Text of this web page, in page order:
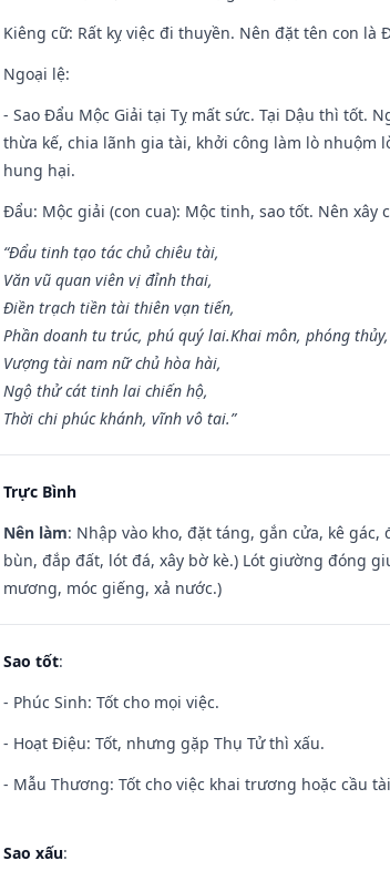
Kiêng cữ: Rất kỵ việc đi thuyền. Nên đặt tên con là
Ngoại lệ:
- Sao Đẩu Mộc Giải tại Tỵ mất sức. Tại Dậu thì tốt.
thừa kế, chia lãnh gia tài, khởi công làm lò nhuộm
hung hại.
Đẩu: Mộc giải (con cua): Mộc tinh, sao tốt. Nên xây
“Đẩu tinh tạo tác chủ chiêu tài,
Văn vũ quan viên vị đỉnh thai,
Điền trạch tiền tài thiên vạn tiến,
Phần doanh tu trúc, phú quý lai.Khai môn, phóng
Vượng tài nam nữ chủ hòa hài,
Ngộ thử cát tinh lai chiến hộ,
Thời chi phúc khánh, vĩnh vô tai.”
Trực Bình
Nên làm: Nhập vào kho, đặt táng, gắn cửa, kê
bùn, đắp đất, lót đá, xây bờ kè.) Lót giường đóng
mương, móc giếng, xả nước.)
Sao tốt:
- Phúc Sinh: Tốt cho mọi việc.
- Hoạt Điệu: Tốt, nhưng gặp Thụ Tử thì xấu.
- Mẫu Thương: Tốt cho việc khai trương hoặc cầu
Sao xấu: